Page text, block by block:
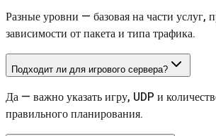
Разные уровни — базовая на части услуг,
зависимости от пакета и типа трафика.
Подходит ли для игрового сервера?
Да — важно указать игру, UDP и
правильного планирования.